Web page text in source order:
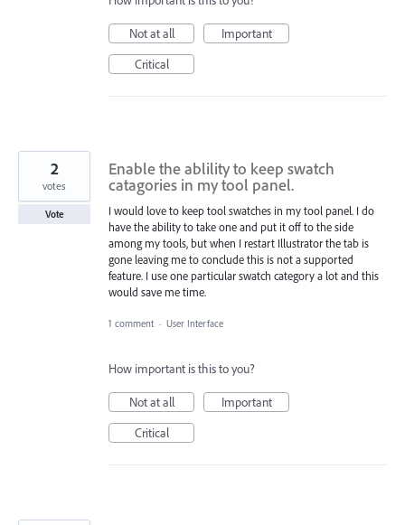
Not at all
Important
Critical
Enable the ablility to keep swatch
catagories in my tool panel.
I would love to keep tool swatches in my tool panel. I do
have the ability to take one and put it off to the side
among my tools, but when I restart Illustrator the tab is
gone leaving me to conclude this is not a supported
feature. I use one particular swatch category a lot and this
would save me time.
2
votes
Vote
1 comment · User Interface
How important is this to you?
Not at all
Important
Critical